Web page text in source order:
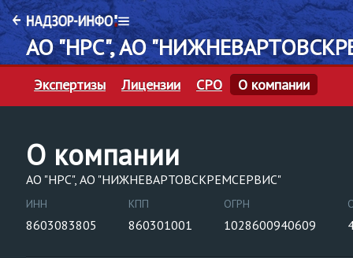
АО "НРС", АО
Экспертизы Лицензии СРО О компании
О компании
АО "НРС", АО "НИЖНЕВАРТОВСКРЕМСЕРВИС"
ИНН
8603083805
КПП
860301001
ОГРН
1028600940609